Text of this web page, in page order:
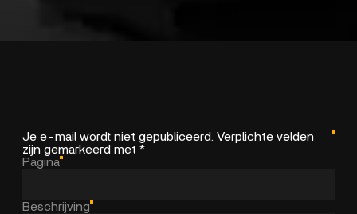
Je e-mail wordt niet gepubliceerd. Verplichte velden
zijn gemarkeerd met *
Pagina
Beschrijving